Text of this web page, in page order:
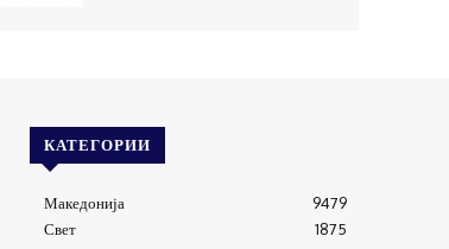
КАТЕГОРИИ
Македонија
9479
Свет
1875